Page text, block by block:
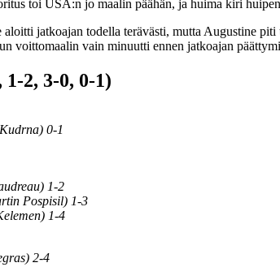
toi USA:n jo maalin päähän, ja huima kiri
aloitti jatkoajan todella terävästi, mutta Augustine
voittomaalin vain minuutti ennen jatkoajan
2, 3-0, 0-1)
0-1
1-2
Pospisil) 1-3
1-4
2-4